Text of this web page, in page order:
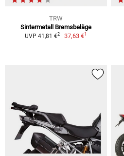
TRW
Sintermetall Bremsbeläge
UVP 41,81 €2 37,63 €1